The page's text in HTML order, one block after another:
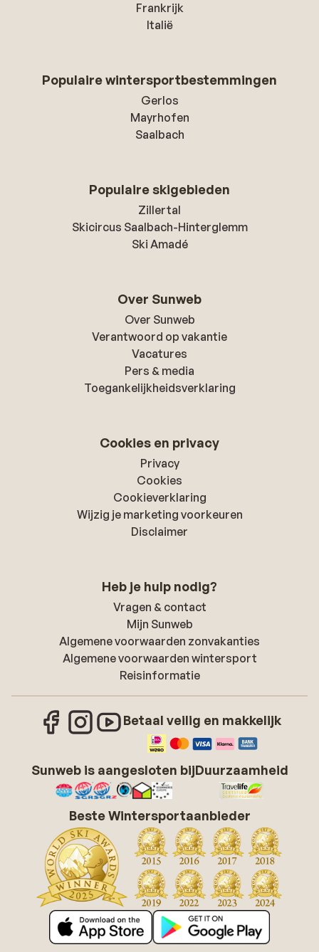
Frankrijk
Italië
Populaire wintersportbestemmingen
Gerlos
Mayrhofen
Saalbach
Populaire skigebieden
Zillertal
Skicircus Saalbach-Hinterglemm
Ski Amadé
Over Sunweb
Over Sunweb
Verantwoord op vakantie
Vacatures
Pers & media
Toegankelijkheidsverklaring
Cookies en privacy
Privacy
Cookies
Cookieverklaring
Wijzig je marketing voorkeuren
Disclaimer
Heb je hulp nodig?
Vragen & contact
Mijn Sunweb
Algemene voorwaarden zonvakanties
Algemene voorwaarden wintersport
Reisinformatie
Betaal veilig en makkelijk
Sunweb is aangesloten bijDuurzaamheid
Beste Wintersportaanbieder